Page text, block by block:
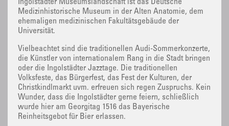
Ingolstädter Museumslandschaft ist das Deutsche
Medizinhistorische Museum in der Alten Anatomie, dem
ehemaligen medizinischen Fakultätsgebäude der
Universität.
Vielbeachtet sind die traditionellen Audi-Sommerkonzerte,
die Künstler von internationalem Rang in die Stadt bringen
oder die Ingolstädter Jazztage. Die traditionellen
Volksfeste, das Bürgerfest, das Fest der Kulturen, der
Christkindlmarkt uvm. erfreuen sich regen Zuspruchs. Kein
Wunder, dass die Ingolstädter gerne feiern, schließlich
wurde hier am Georgitag 1516 das Bayerische
Reinheitsgebot für Bier erlassen.